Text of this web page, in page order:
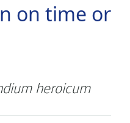
on time or
heroicum